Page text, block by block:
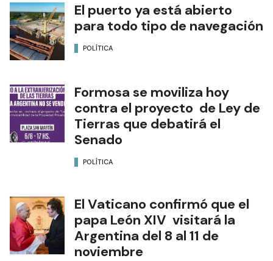
El puerto ya está abierto
para todo tipo de navegación
POLÍTICA
Formosa se moviliza hoy
contra el proyecto de Ley de
Tierras que debatirá el
Senado
POLÍTICA
El Vaticano confirmó que el
papa León XIV visitará la
Argentina del 8 al 11 de
noviembre